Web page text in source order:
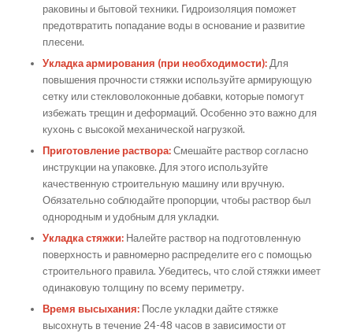
раковины и бытовой техники. Гидроизоляция поможет
предотвратить попадание воды в основание и развитие
плесени.
Укладка армирования (при необходимости):Для
повышения прочности стяжки используйте армирующую
сетку или стекловолоконные добавки, которые помогут
избежать трещин и деформаций. Особенно это важно для
кухонь с высокой механической нагрузкой.
Приготовление раствора:Смешайте раствор согласно
инструкции на упаковке. Для этого используйте
качественную строительную машину или вручную.
Обязательно соблюдайте пропорции, чтобы раствор был
однородным и удобным для укладки.
Укладка стяжки:Налейте раствор на подготовленную
поверхность и равномерно распределите его с помощью
строительного правила. Убедитесь, что слой стяжки имеет
одинаковую толщину по всему периметру.
Время высыхания:После укладки дайте стяжке
высохнуть в течение 24-48 часов в зависимости от